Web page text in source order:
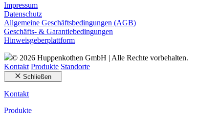
Impressum
Datenschutz
Allgemeine Geschäftsbedingungen (AGB)
Geschäfts- & Garantiebedingungen
Hinweisgeberplattform
© 2026 Huppenkothen GmbH | Alle Rechte vorbehalten.
Kontakt Produkte Standorte
Schließen
Kontakt
Produkte